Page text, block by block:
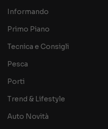
Informando
Primo Piano
Tecnica e Consigli
Pesca
Porti
Trend & Lifestyle
Auto Novità